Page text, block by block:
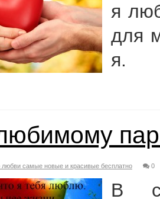
я
для
я.
любви самые новые и красивые бесплатно 0
В